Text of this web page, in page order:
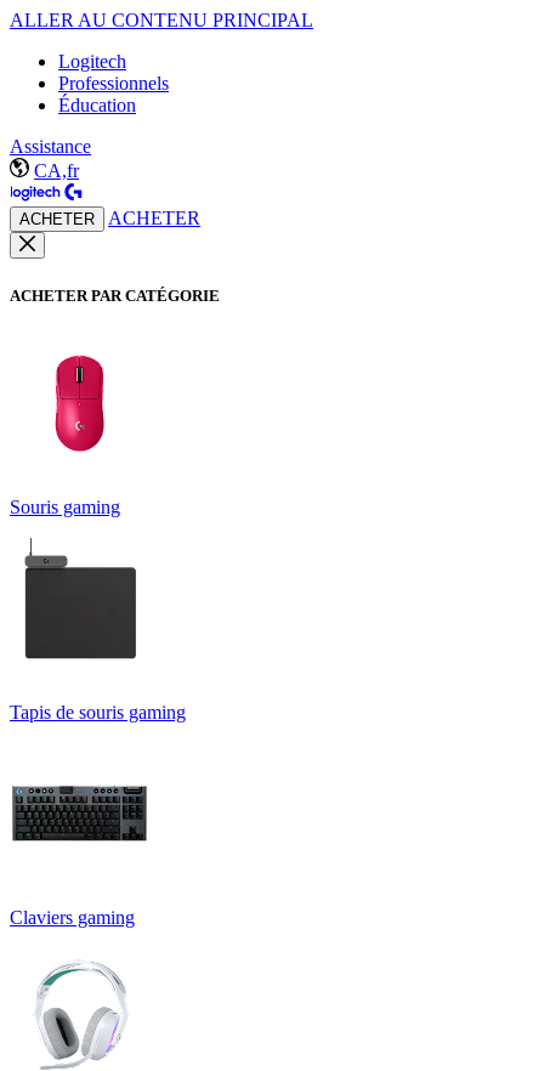
ALLER AU CONTENU PRINCIPAL
Logitech
Professionnels
Éducation
Assistance
CA,fr
ACHETER ACHETER
ACHETER PAR CATÉGORIE
Souris gaming
Tapis de souris gaming
Claviers gaming